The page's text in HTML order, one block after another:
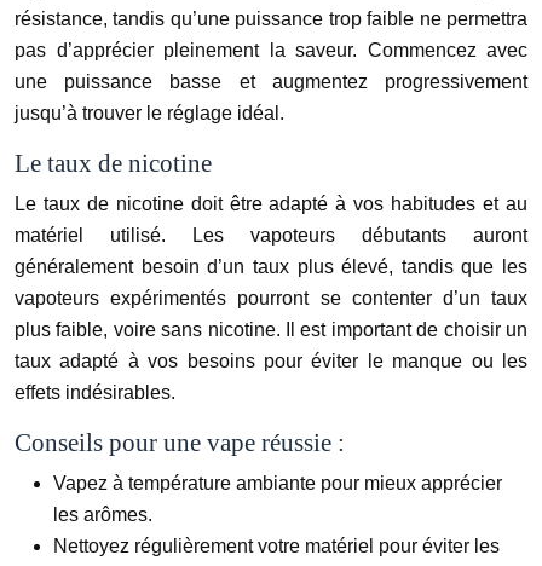
résistance, tandis qu’une puissance trop faible ne permettra
pas d’apprécier pleinement la saveur. Commencez avec
une puissance basse et augmentez progressivement
jusqu’à trouver le réglage idéal.
Le taux de nicotine
Le taux de nicotine doit être adapté à vos habitudes et au
matériel utilisé. Les vapoteurs débutants auront
généralement besoin d’un taux plus élevé, tandis que les
vapoteurs expérimentés pourront se contenter d’un taux
plus faible, voire sans nicotine. Il est important de choisir un
taux adapté à vos besoins pour éviter le manque ou les
effets indésirables.
Conseils pour une vape réussie :
Vapez à température ambiante pour mieux apprécier
les arômes.
Nettoyez régulièrement votre matériel pour éviter les